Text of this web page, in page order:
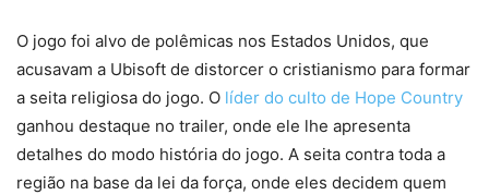
O jogo foi alvo de polêmicas nos Estados Unidos, que
acusavam a Ubisoft de distorcer o cristianismo para formar
a seita religiosa do jogo. O líder do culto de Hope Country
ganhou destaque no trailer, onde ele lhe apresenta
detalhes do modo história do jogo. A seita contra toda a
região na base da lei da força, onde eles decidem quem